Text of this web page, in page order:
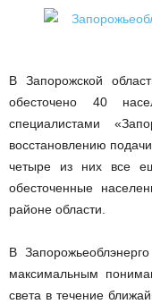
В Запорожской
обесточено 40
специалистами
восстановлению
четыре из них все
обесточенные
районе области.
В
максимальным
света в течение